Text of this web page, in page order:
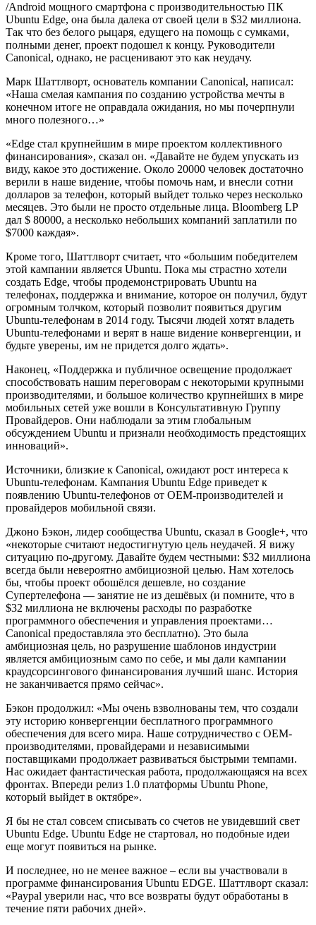
/Android мощного смартфона с производительностью ПК
Ubuntu Edge, она была далека от своей цели в $32 миллиона.
Так что без белого рыцаря, едущего на помощь с сумками,
полными денег, проект подошел к концу. Руководители
Canonical, однако, не расценивают это как неудачу.
Марк Шаттлворт, основатель компании Canonical, написал:
«Наша смелая кампания по созданию устройства мечты в
конечном итоге не оправдала ожидания, но мы почерпнули
много полезного…»
«Edge стал крупнейшим в мире проектом коллективного
финансирования», сказал он. «Давайте не будем упускать из
виду, какое это достижение. Около 20000 человек достаточно
верили в наше видение, чтобы помочь нам, и внесли сотни
долларов за телефон, который выйдет только через несколько
месяцев. Это были не просто отдельные лица. Bloomberg LP
дал $ 80000, а несколько небольших компаний заплатили по
$7000 каждая».
Кроме того, Шаттлворт считает, что «большим победителем
этой кампании является Ubuntu. Пока мы страстно хотели
создать Edge, чтобы продемонстрировать Ubuntu на
телефонах, поддержка и внимание, которое он получил, будут
огромным толчком, который позволит появиться другим
Ubuntu-телефонам в 2014 году. Тысячи людей хотят владеть
Ubuntu-телефонами и верят в наше видение конвергенции, и
будьте уверены, им не придется долго ждать».
Наконец, «Поддержка и публичное освещение продолжает
способствовать нашим переговорам с некоторыми крупными
производителями, и большое количество крупнейших в мире
мобильных сетей уже вошли в Консультативную Группу
Провайдеров. Они наблюдали за этим глобальным
обсуждением Ubuntu и признали необходимость предстоящих
инноваций».
Источники, близкие к Canonical, ожидают рост интереса к
Ubuntu-телефонам. Кампания Ubuntu Edge приведет к
появлению Ubuntu-телефонов от OEM-производителей и
провайдеров мобильной связи.
Джоно Бэкон, лидер сообщества Ubuntu, сказал в Google+, что
«некоторые считают недостигнутую цель неудачей. Я вижу
ситуацию по-другому. Давайте будем честными: $32 миллиона
всегда были невероятно амбициозной целью. Нам хотелось
бы, чтобы проект обошёлся дешевле, но создание
Супертелефона — занятие не из дешёвых (и помните, что в
$32 миллиона не включены расходы по разработке
программного обеспечения и управления проектами…
Canonical предоставляла это бесплатно). Это была
амбициозная цель, но разрушение шаблонов индустрии
является амбициозным само по себе, и мы дали кампании
краудсорсингового финансирования лучший шанс. История
не заканчивается прямо сейчас».
Бэкон продолжил: «Мы очень взволнованы тем, что создали
эту историю конвергенции бесплатного программного
обеспечения для всего мира. Наше сотрудничество с OEM-
производителями, провайдерами и независимыми
поставщиками продолжает развиваться быстрыми темпами.
Нас ожидает фантастическая работа, продолжающаяся на всех
фронтах. Впереди релиз 1.0 платформы Ubuntu Phone,
который выйдет в октябре».
Я бы не стал совсем списывать со счетов не увидевший свет
Ubuntu Edge. Ubuntu Edge не стартовал, но подобные идеи
еще могут появиться на рынке.
И последнее, но не менее важное – если вы участвовали в
программе финансирования Ubuntu EDGE. Шаттлворт сказал:
«Paypal уверили нас, что все возвраты будут обработаны в
течение пяти рабочих дней».